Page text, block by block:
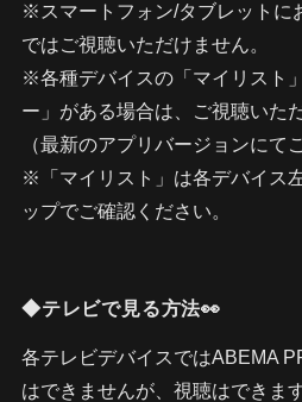
※スマートフォン/タブレットに
ではご視聴いただけません。
※各種デバイスの「マイリスト
ー」がある場合は、ご視聴いた
（最新のアプリバージョンにて
※「マイリスト」は各デバイス
ップでご確認ください。
◆テレビで見る方法👀
各テレビデバイスではABEMA
はできませんが、視聴はできます